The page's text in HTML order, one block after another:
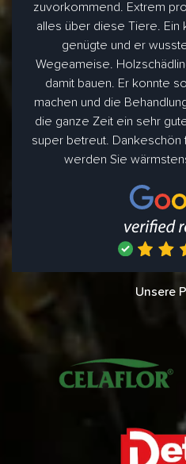
zuvorkommend. Extrem
alles über diese Tiere. Ein
genügte und er
Wegeameise.
damit bauen. Er konnte
machen und die
die ganze Zeit ein sehr
super betreut.
werden Sie
Unsere